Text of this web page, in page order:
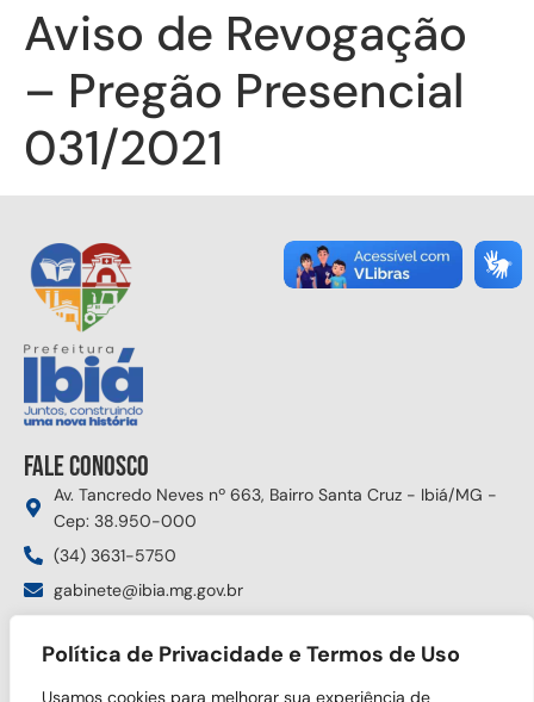
Política de Privacidade e Termos de Uso
Usamos cookies para melhorar sua experiência de
Aviso de Revogação
– Pregão Presencial
031/2021
Fale conosco
Av. Tancredo Neves nº 663, Bairro Santa Cruz - Ibiá/MG -
Cep: 38.950-000
(34) 3631-5750
gabinete@ibia.mg.gov.br